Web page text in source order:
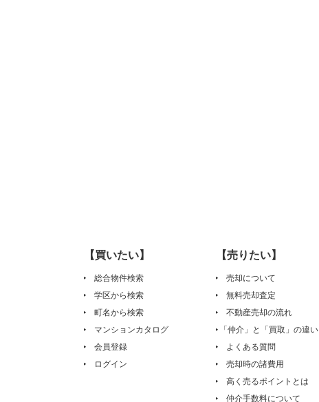
【買いたい】
総合物件検索
学区から検索
町名から検索
マンションカタログ
会員登録
ログイン
【売りたい】
売却について
無料売却査定
不動産売却の流れ
「仲介」と「買取」の違い
よくある質問
売却時の諸費用
高く売るポイントとは
仲介手数料について